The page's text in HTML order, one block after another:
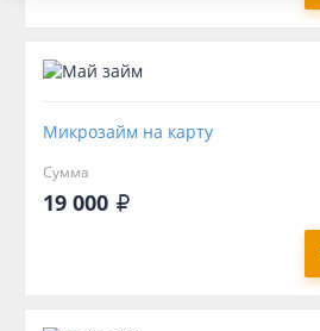
Микрозайм на карту
Сумма
19 000